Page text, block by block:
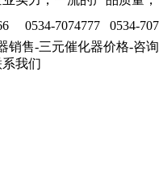
0534-7074777 0534-
销售-三元催化器价格-咨询
我们